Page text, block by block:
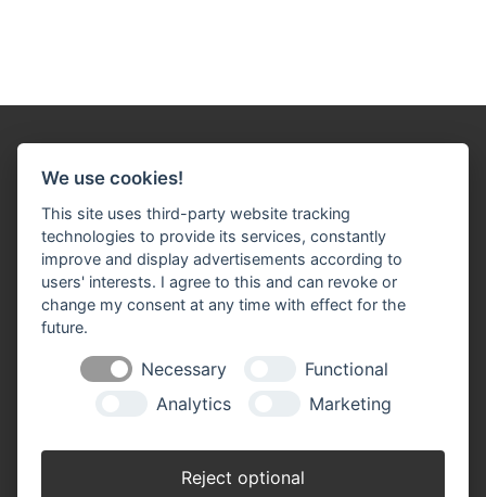
Impressum Datenschutz Widerruf-Formular
Cookie-Einstellungen ändern
Lange Straße 85
47608 Geldern-Kapellen
Telefon: 0 28 38 / 38 70
We use cookies!
This site uses third-party website tracking
technologies to provide its services, constantly
improve and display advertisements according to
users' interests. I agree to this and can revoke or
change my consent at any time with effect for the
future.
Necessary
Functional
Analytics
Marketing
Reject optional